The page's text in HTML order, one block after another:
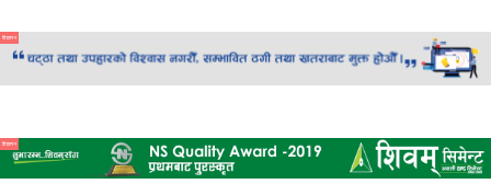
विज्ञापन
विज्ञापन